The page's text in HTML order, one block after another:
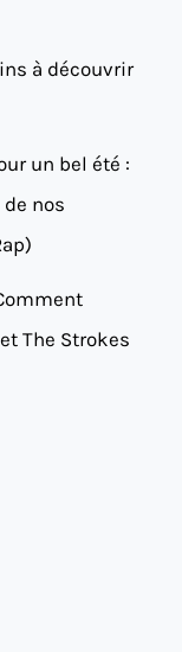
à découvrir
un bel été :
nos
The Strokes